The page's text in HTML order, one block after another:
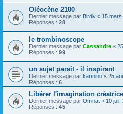
Oléocène 2100
Dernier message par Birdy « 15
Réponses : 28
le trombinoscope
Dernier message par Cassandre «
Réponses : 99
un sujet parait - il inspirant
Dernier message par karinino « 25
Réponses : 6
Libérer l'imagination
Dernier message par Omnat « 10 juil.
Réponses : 45